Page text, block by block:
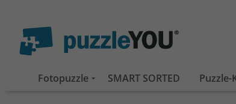
Fotopuzzle SMART SORTED